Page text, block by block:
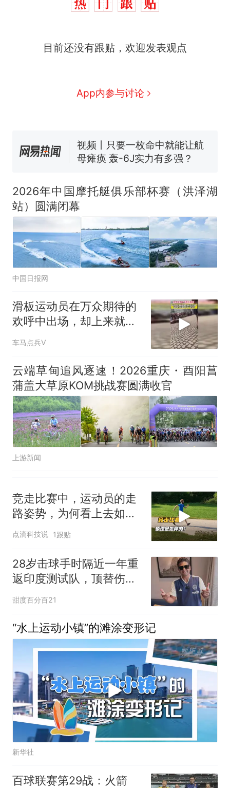
目前还没有跟贴，欢迎发表观点
App内参与讨论
全部作废，公平么？
国大使骑行绕了几乎整个国境
线一圈，还曾两次到中国寻根
5万的小车卖不动，40万以上
视频丨只要一枚命中就能让航
母瘫痪 轰-6J实力有多强？
年，网友淘到后寄给女儿：花
鸟市场搬了，但爱还在
热
十多万人报名的考试，成绩
全部作废，公平么？
2026年中国摩托艇俱乐部杯赛（洪泽湖
站）圆满闭幕
中国日报网
滑板运动员在万众期待的
欢呼中出场，却上来就拉
了一坨大的
车马点兵V
云端草甸追风逐速！2026重庆・酉阳菖
蒲盖大草原KOM挑战赛圆满收官
上游新闻
竞走比赛中，运动员的走
路姿势，为何看上去如此
怪异？
点滴科技说 1跟贴
28岁击球手时隔近一年重
返印度测试队，顶替伤缺
新星出征斯里兰卡
甜度百分百21
“水上运动小镇”的滩涂变形记
新华社
百球联赛第29战：火箭